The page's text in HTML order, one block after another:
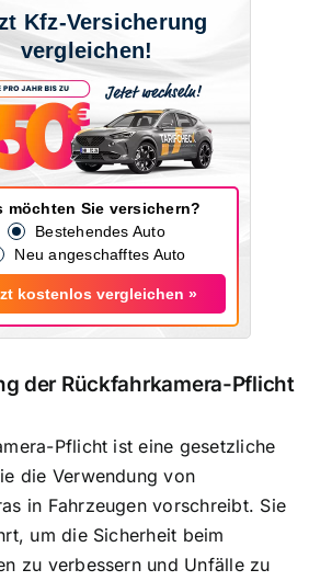
Kfz-Versicherung
vergleichen!
möchten Sie versichern?
Bestehendes Auto
Neu angeschafftes Auto
kostenlos vergleichen »
der Rückfahrkamera-Pflicht
Pflicht ist eine gesetzliche
die Verwendung von
in Fahrzeugen vorschreibt. Sie
um die Sicherheit beim
zu verbessernund Unfälle zu